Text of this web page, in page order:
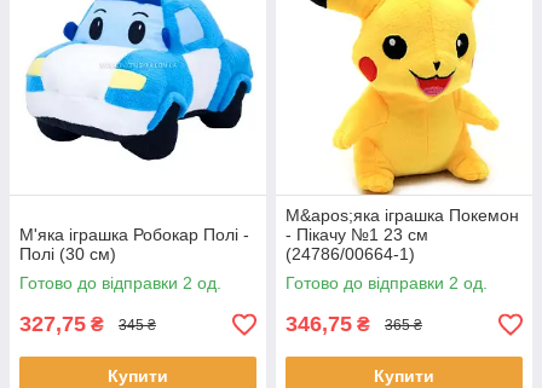
М'яка іграшка Робокар Полі -
Полі (30 см)
Готово до відправки 2 од.
327,75 ₴ 345 ₴
Купити
М&apos;яка іграшка Покемон
- Пікачу №1 23 см
(24786/00664-1)
Готово до відправки 2 од.
346,75 ₴ 365 ₴
Купити